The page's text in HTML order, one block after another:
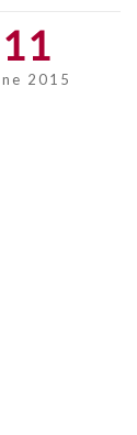
11
2015